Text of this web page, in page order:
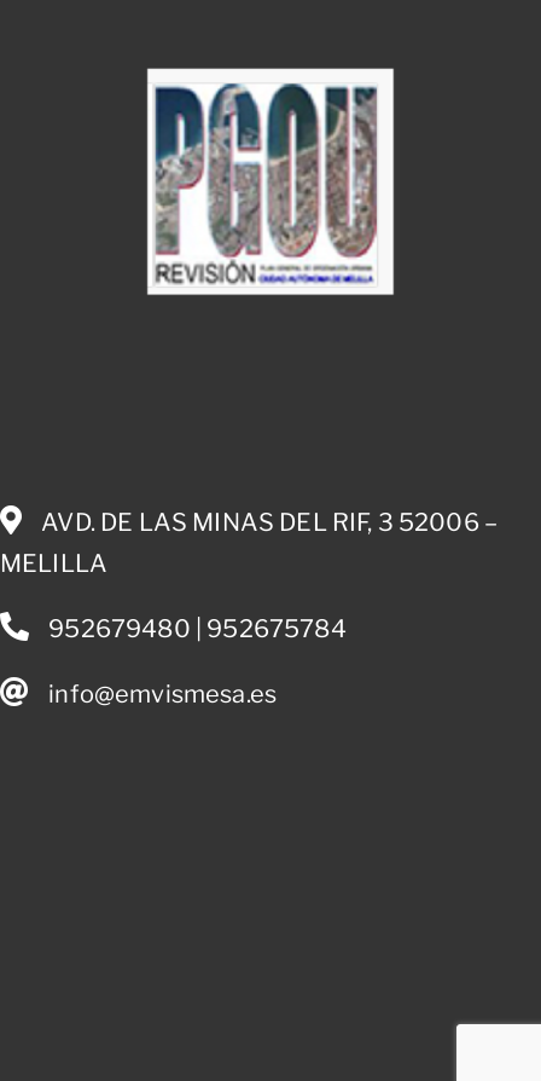
AVD. DE LAS MINAS DEL RIF, 3 52006 –
MELILLA
952679480 | 952675784
info@emvismesa.es